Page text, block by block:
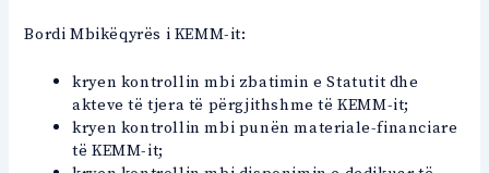
Bordi Mbikëqyrës i KEMM-it:
kryen kontrollin mbi zbatimin e Statutit dhe
akteve të tjera të përgjithshme të KEMM-it;
kryen kontrollin mbi punën materiale-financiare
të KEMM-it;